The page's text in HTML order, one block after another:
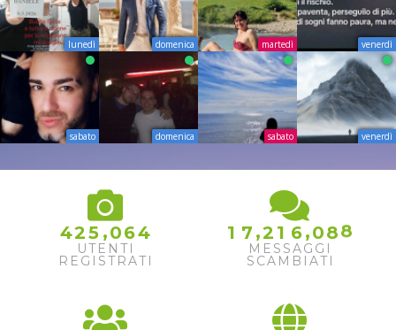
lunedì domenica martedì venerdì
sabato domenica sabato venerdì
425 ,064
UTENTI
REGISTRATI
1 7 ,2 1 6,08
8
9
MESSAGGI
SCAMBIATI